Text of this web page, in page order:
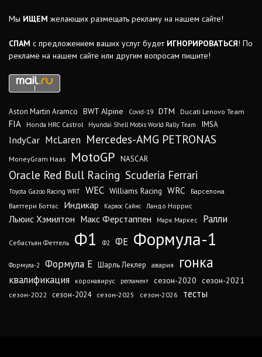
Мы ИЩЕМ желающих размещать рекламу на нашем сайте!
СПАМ с предложением ваших услуг будет ИГНОРИРОВАТЬСЯ! По
рекламе на нашем сайте или другим вопросам пишите!
Aston Martin Aramco BWT Alpine Covid-19 DTM Ducati Lenovo Team
FIA Honda HRC Castrol Hyundai Shell Mobis World Rally Team IMSA
IndyCar McLaren Mercedes-AMG PETRONAS
MoneyGram Haas MotoGP NASCAR
Oracle Red Bull Racing Scuderia Ferrari
Toyota Gazoo Racing WRT WEC Williams Racing WRC
Барселона
Валттери Боттас
Индикар Карлос Сайнс Ландо Норрис
Льюис Хэмилтон Макс Ферстаппен Марк Маркес Ралли
Себастьян Феттель Ф1 Ф2 ФЕ Формула-1
Формула-2 Формула Е Шарль Леклер авария гонка
квалификация коронавирус регламент сезон-2020 сезон-2021
сезон-2022 сезон-2024 сезон-2025 сезон-2026 тесты